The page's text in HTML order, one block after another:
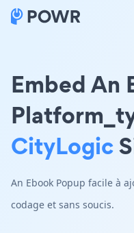
Embed An
CityLogic
An Ebook Popup facile à
codage et sans soucis.